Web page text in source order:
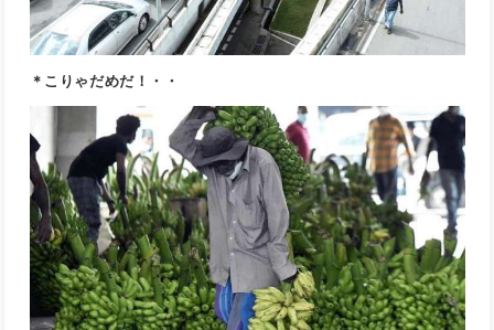
＊こりゃだめだ！・・